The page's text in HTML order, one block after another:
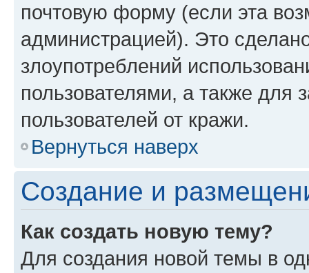
почтовую форму (если эта
администрацией). Это
злоупотреблений
пользователями, а также для
пользователей от кражи.
Вернуться наверх
Создание и
Как создать новую тему?
Для создания новой темы в